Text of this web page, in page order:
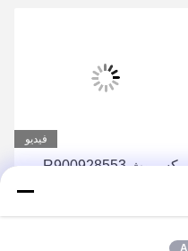
فيديو
ريكسروث R900928553